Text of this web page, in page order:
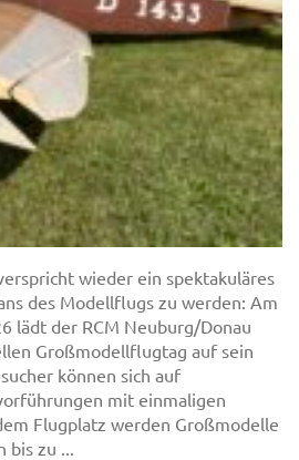
wieder ein spektakuläres
des Modellflugs zu werden: Am
lädt der RCM Neuburg/Donau
Großmodellflugtag auf sein
können sich auf
mit einmaligen
Flugplatz werden Großmodelle
zu ...